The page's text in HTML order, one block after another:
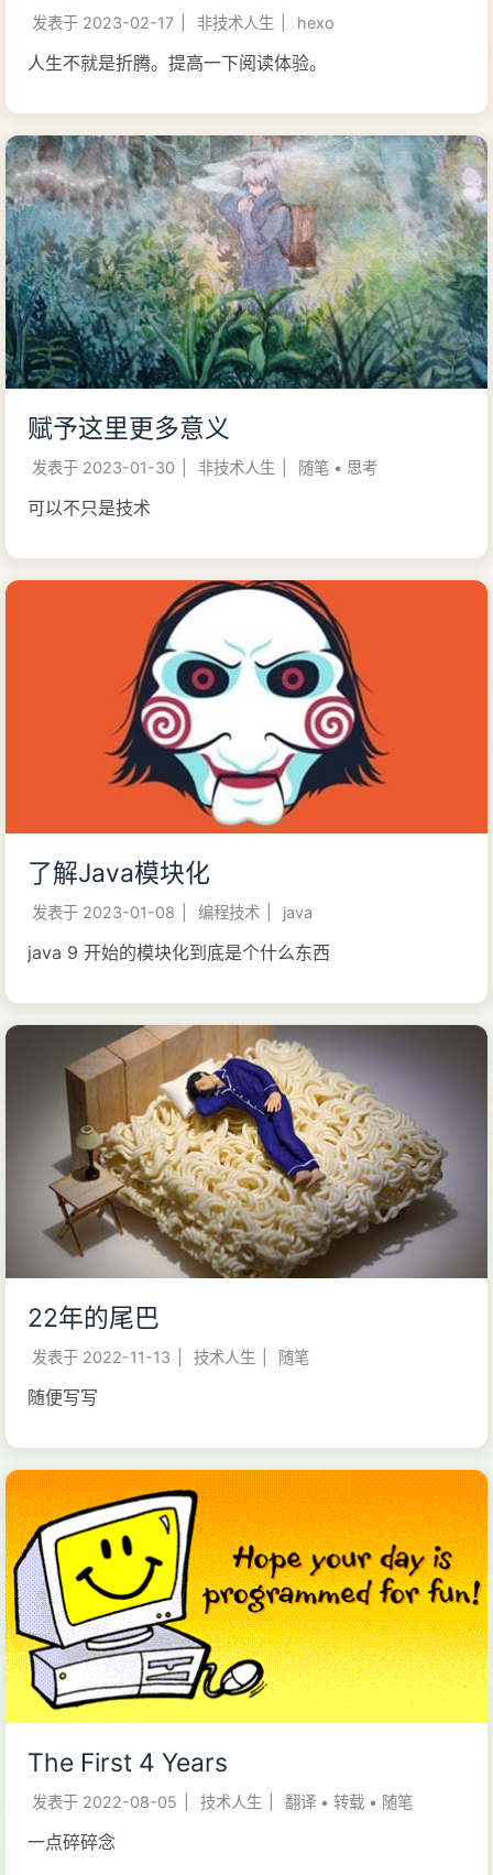
发表于 2023-02-17 非技术人生 hexo
人生不就是折腾。提高一下阅读体验。
赋予这里更多意义
发表于 2023-01-30 非技术人生 随笔 • 思考
可以不只是技术
了解Java模块化
发表于 2023-01-08 编程技术 java
java 9 开始的模块化到底是个什么东西
22年的尾巴
发表于 2022-11-13 技术人生 随笔
随便写写
The First 4 Years
发表于 2022-08-05 技术人生 翻译 • 转载 • 随笔
一点碎碎念